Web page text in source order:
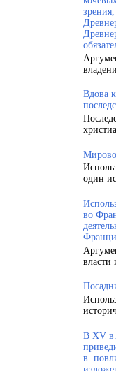
Вдова
один
во
власти
В XV в.
в.